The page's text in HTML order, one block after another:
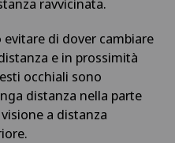
evitare di dover cambiare
e in prossimità
occhiali sono
distanza nella parte
a distanza